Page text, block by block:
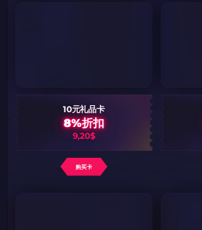
10元礼品卡
8%折扣
9,20$
购买卡